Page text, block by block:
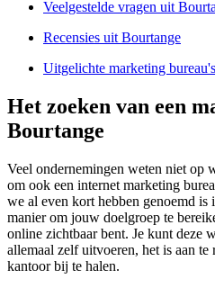
Veelgestelde vragen uit
Recensies uit Bourtange
Uitgelichte marketing
Het zoeken van een
Bourtange
Veel ondernemingen weten niet op
om ook een internet marketing
we al even kort hebben genoemd is
manier om jouw doelgroep te
online zichtbaar bent. Je kunt deze
allemaal zelf uitvoeren, het is aan te
kantoor bij te halen.